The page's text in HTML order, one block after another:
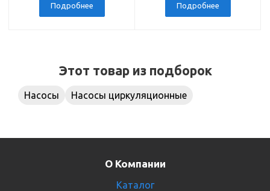
Подробнее Подробнее
Этот товар из подборок
Насосы Насосы циркуляционные
О Компании
Каталог